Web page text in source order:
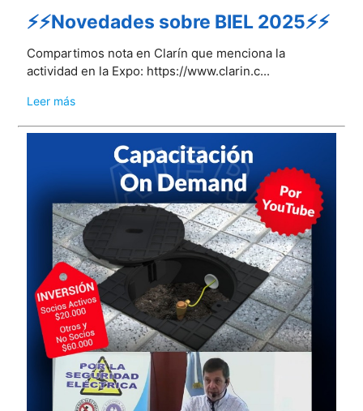
⚡⚡Novedades sobre BIEL 2025⚡⚡
Compartimos nota en Clarín que menciona la
actividad en la Expo: https://www.clarin.c...
Leer más